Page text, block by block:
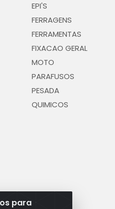
para
EPI'S
FERRAGENS
FERRAMENTAS
FIXACAO GERAL
MOTO
PARAFUSOS
PESADA
QUIMICOS